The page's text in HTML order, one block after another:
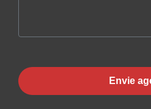
Envie